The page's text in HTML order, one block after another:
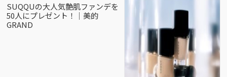
SUQQUの大人気艶肌ファンデを
50人にプレゼント！｜美的
GRAND